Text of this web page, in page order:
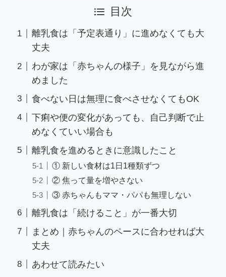
目次
離乳食は「予定表通り」に進めなくても大
丈夫
わが家は「赤ちゃんの様子」を見ながら進
めました
食べない日は無理に食べさせなくてもOK
下痢や便の変化があっても、自己判断で止
めなくていい場合も
離乳食を進めるときに意識したこと
① 新しい食材は1日1種類ずつ
② 焦って量を増やさない
③ 赤ちゃんもママ・パパも無理しない
離乳食は「続けること」が一番大切
まとめ｜赤ちゃんのペースに合わせれば大
丈夫
あわせて読みたい